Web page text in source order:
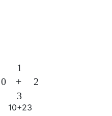
0
1
+
3
2
10+23